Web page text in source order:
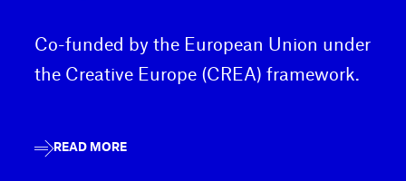
Co-funded by the European Union under
the Creative Europe (CREA) framework.
READ MORE